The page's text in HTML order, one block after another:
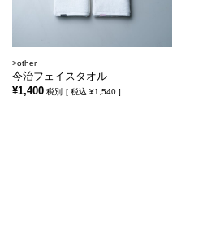
other
今治フェイスタオル
¥1,400 税別 [ 税込 ¥1,540 ]